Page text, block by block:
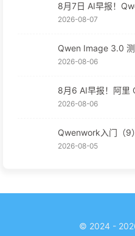
8月7日 AI早报！
2026-08-07
Qwen Image 3.0 测
2026-08-06
8月6 AI早报！阿里
2026-08-06
Qwenwork入门（9
2026-08-05
© 2024 -